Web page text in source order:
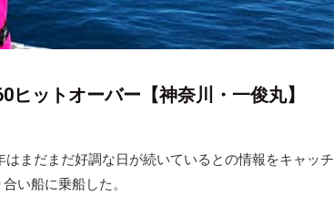
ットオーバー【神奈川・一俊丸】
まだまだ好調な日が続いているとの情報をキャッチ
い船に乗船した。